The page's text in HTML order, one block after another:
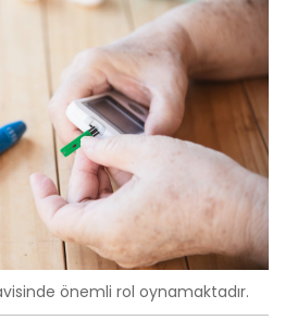
önemli rol oynamaktadır.